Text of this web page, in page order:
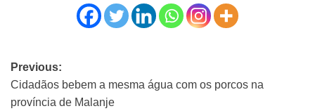
Previous:
Cidadãos bebem a mesma água com os porcos na
província de Malanje